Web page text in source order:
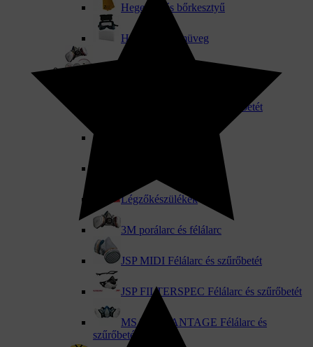
Hegesztő és bőrkesztyű
Hegesztő szemüveg
SECURA Félálarc és szűrőbetét
Légzőkészülékek
3M porálarc és félálarc
JSP MIDI Félálarc és szűrőbetét
JSP FILTERSPEC Félálarc és szűrőbetét
MSA ADVANTAGE Félálarc és
szűrőbetét